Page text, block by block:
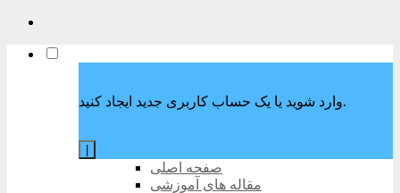
وارد شوید یا یک حساب کاربری جدید ایجاد کنید.
صفحه اصلی
مقاله های آموزشی